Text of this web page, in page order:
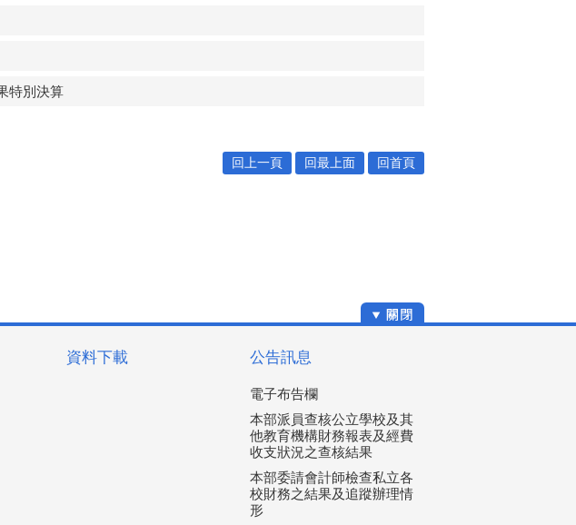
特別決算
回上一頁 回最上面 回首頁
資料下載 公告訊息
電子布告欄
本部派員查核公立學校及其
他教育機構財務報表及經費
收支狀況之查核結果
本部委請會計師檢查私立各
校財務之結果及追蹤辦理情
形